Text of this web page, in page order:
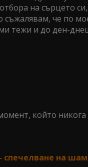
на сърцето
че по
тежи и до ден-
който никога
спечелване на